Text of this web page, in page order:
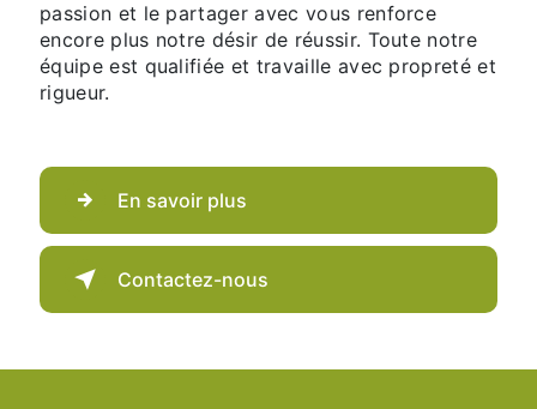
passion et le partager avec vous renforce
encore plus notre désir de réussir. Toute notre
équipe est qualifiée et travaille avec propreté et
rigueur.
En savoir plus
Contactez-nous